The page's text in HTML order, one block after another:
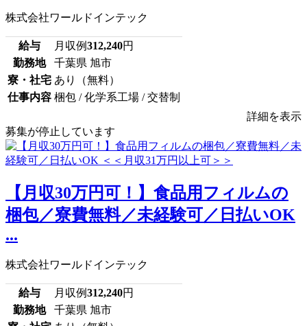
株式会社ワールドインテック
給与 月収例312,240円
勤務地
千葉県 旭市
寮・社宅 あり（無料）
仕事内容 梱包 / 化学系工場 / 交替制
詳細を表示
募集が停止しています
【月収30万円可！】食品用フィルムの
梱包／寮費無料／未経験可／日払いOK
...
株式会社ワールドインテック
給与 月収例312,240円
勤務地
千葉県 旭市